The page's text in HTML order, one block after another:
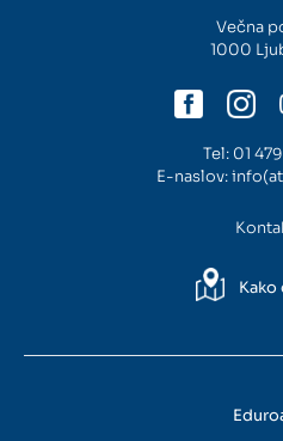
Večna
1000
Tel: 01
E-naslov:
Kako